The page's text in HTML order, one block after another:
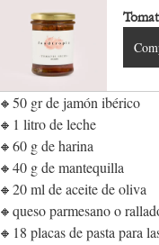
🔸50 gr de jamón ibérico
🔸1 litro de leche
🔸60 g de harina
🔸40 g de mantequilla
🔸20 ml de aceite de oliva
🔸queso parmesano o
🔸18 placas de pasta para